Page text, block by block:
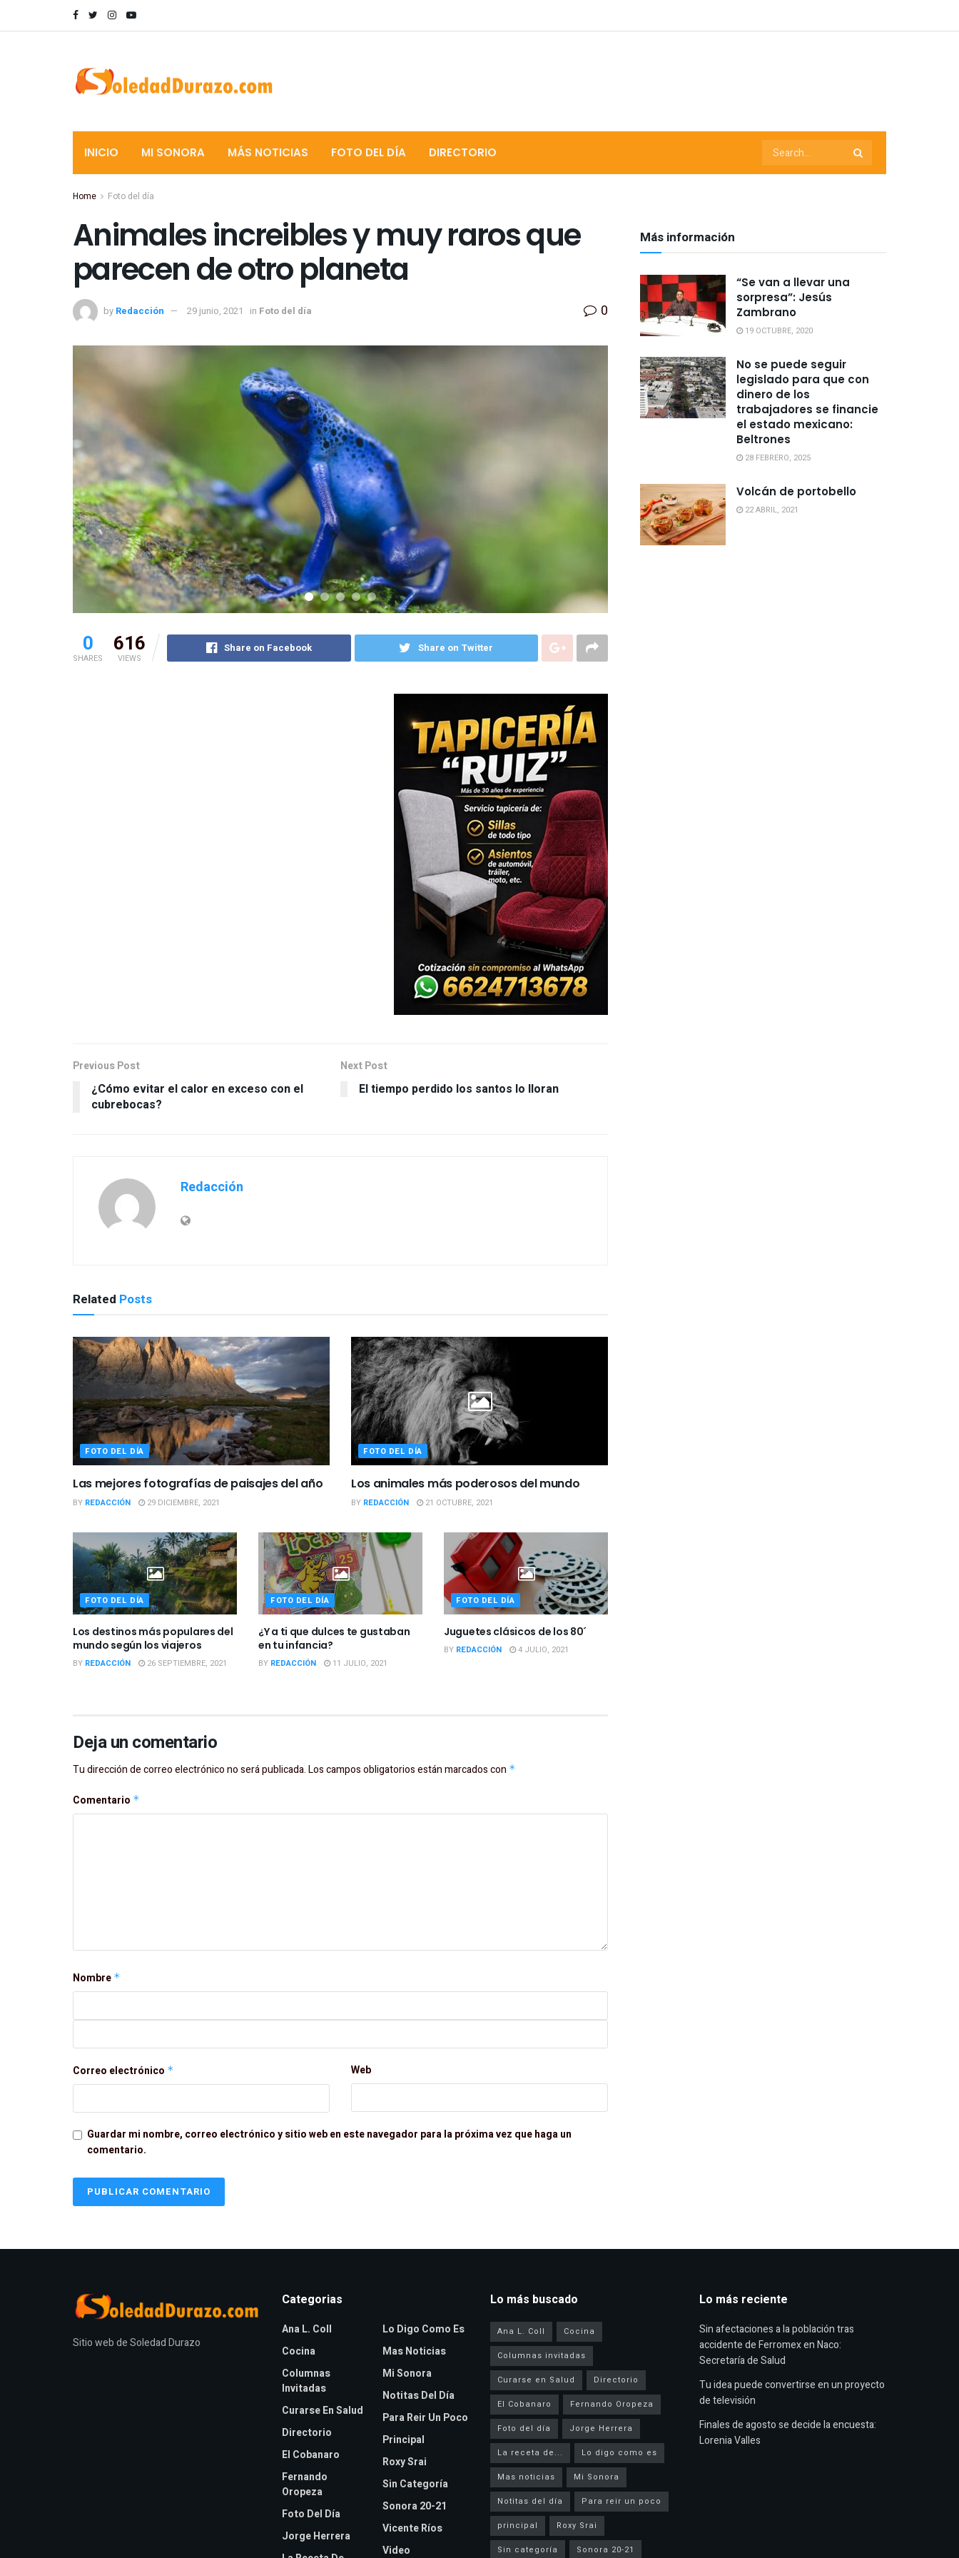
INICIO MI SONORA MÁS NOTICIAS FOTO DEL DÍA DIRECTORIO
Home Foto del día
Animales increibles y muy raros que
parecen de otro planeta
by Redacción 29 junio, 2021 in Foto del día 0
0
SHARES
616
VIEWS
Share on Facebook Share on Twitter
Previous Post
¿Cómo evitar el calor en exceso con el
cubrebocas?
Next Post
El tiempo perdido los santos lo lloran
Redacción
Related Posts
FOTO DEL DÍA
Las mejores fotografías de paisajes del año
BY REDACCIÓN 29 DICIEMBRE, 2021
FOTO DEL DÍA
Los animales más poderosos del mundo
BY REDACCIÓN 21 OCTUBRE, 2021
FOTO DEL DÍA
Los destinos más populares del
mundo según los viajeros
BY REDACCIÓN 26 SEPTIEMBRE, 2021
FOTO DEL DÍA
¿Y a ti que dulces te gustaban
en tu infancia?
BY REDACCIÓN 11 JULIO, 2021
FOTO DEL DÍA
Juguetes clásicos de los 80´
BY REDACCIÓN 4 JULIO, 2021
Deja un comentario
Tu dirección de correo electrónico no será publicada.Los campos obligatorios están marcados con *
Comentario *
Nombre *
Correo electrónico * Web
Guardar mi nombre, correo electrónico y sitio web en este navegador para la próxima vez que haga un
comentario.
Más información
“Se van a llevar una
sorpresa”: Jesús
Zambrano
19 OCTUBRE, 2020
No se puede seguir
legislado para que con
dinero de los
trabajadores se financie
el estado mexicano:
Beltrones
28 FEBRERO, 2025
Volcán de portobello
22 ABRIL, 2021
Sitio web de Soledad Durazo
Categorias
Ana L. Coll
Cocina
Columnas
Invitadas
Curarse En Salud
Directorio
El Cobanaro
Fernando
Oropeza
Foto Del Día
Jorge Herrera
Lo Digo Como Es
Mas Noticias
Mi Sonora
Notitas Del Día
Para Reir Un Poco
Principal
Roxy Srai
Sin Categoría
Sonora 20-21
Vicente Ríos
Video
Lo más buscado
Ana L. Coll
Cocina
Columnas invitadas
Curarse en Salud
Directorio
El Cobanaro
Fernando Oropeza
Foto del día
Jorge Herrera
La receta de...
Lo digo como es
Mas noticias
Mi Sonora
Notitas del día
Para reir un poco
principal
Roxy Srai
Sin categoría
Sonora 20-21
Lo más reciente
Sin afectaciones a la población tras
accidente de Ferromex en Naco:
Secretaría de Salud
Tu idea puede convertirse en un proyecto
de televisión
Finales de agosto se decide la encuesta:
Lorenia Valles